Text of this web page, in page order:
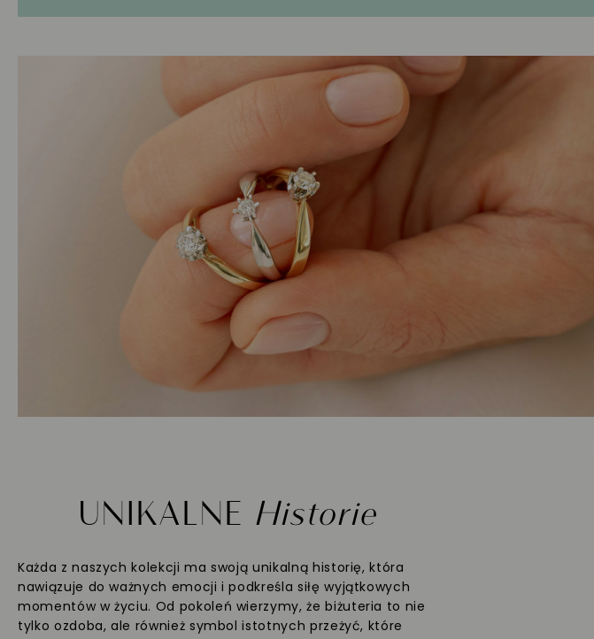
UNIKALNE Historie
Każda z naszych kolekcji ma swoją unikalną historię, która
nawiązuje do ważnych emocji i podkreśla siłę wyjątkowych
momentów w życiu. Od pokoleń wierzymy, że biżuteria to nie
tylko ozdoba, ale również symbol istotnych przeżyć, które